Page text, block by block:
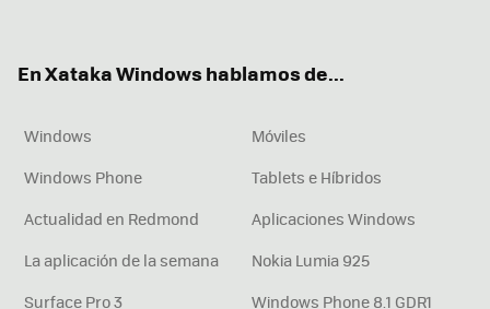
En Xataka Windows hablamos de...
Windows
Móviles
Windows Phone
Tablets e Híbridos
Actualidad en Redmond
Aplicaciones Windows
La aplicación de la semana
Nokia Lumia 925
Surface Pro 3
Windows Phone 8.1 GDR1